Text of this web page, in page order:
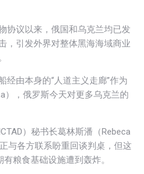
协议以来，俄国和乌克兰均已发
，引发外界对整体黑海海域商业
经由本身的“人道主义走廊”作为
），俄罗斯今天对更多乌克兰的
）秘书长葛林斯潘（Rebeca
与各方联系盼重回谈判桌，但这
粮食基础设施遭到轰炸。